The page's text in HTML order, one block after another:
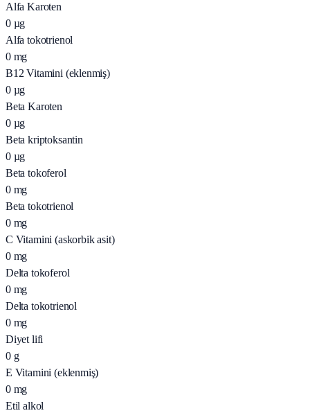
Alfa Karoten
0 µg
Alfa tokotrienol
0 mg
B12 Vitamini (eklenmiş)
0 µg
Beta Karoten
0 µg
Beta kriptoksantin
0 µg
Beta tokoferol
0 mg
Beta tokotrienol
0 mg
C Vitamini (askorbik asit)
0 mg
Delta tokoferol
0 mg
Delta tokotrienol
0 mg
Diyet lifi
0 g
E Vitamini (eklenmiş)
0 mg
Etil alkol